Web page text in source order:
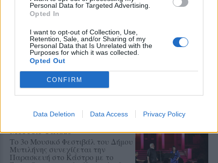
Personal Data for Targeted Advertising.
Opted In
I want to opt-out of Collection, Use,
Retention, Sale, and/or Sharing of my
Personal Data that Is Unrelated with the
Purposes for which it was collected.
Opted Out
CONFIRM
Data Deletion Data Access Privacy Policy
Ο Σταμάτης Γονίδης στον
Οινοφόρο για μια μεγάλη λαϊκή
βραδιά
Ο δημοφιλής ερμηνευτής έρχεται
στη Λέσβο το Σάββατο 15
Αυγούστου για μια εμφάνιση με
τις μεγαλύτερες επιτυχίες της
πολυετούς καριέρας του
ΜΟΥΣΙΚΗ
Μουσείο Teriade
Το 3ο Μουσικό Φεστιβάλ του Δήμου
Μυτιλήνης συνεχίζεται την
Παρασκευή στο Κάστρο με το